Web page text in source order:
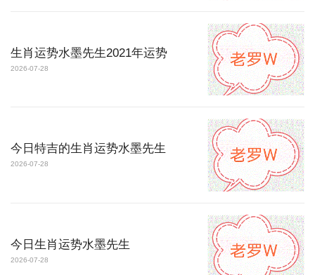
生肖运势水墨先生2021年运势
2026-07-28
今日特吉的生肖运势水墨先生
2026-07-28
今日生肖运势水墨先生
2026-07-28